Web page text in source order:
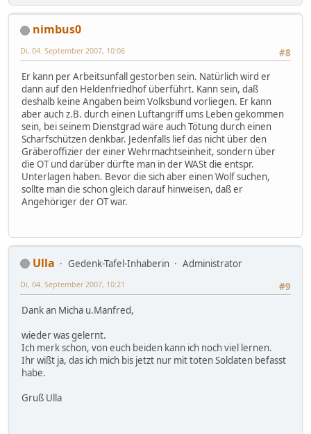
nimbus0
#8
Di, 04. September 2007, 10:06
Er kann per Arbeitsunfall gestorben sein. Natürlich wird er
dann auf den Heldenfriedhof überführt. Kann sein, daß
deshalb keine Angaben beim Volksbund vorliegen. Er kann
aber auch z.B. durch einen Luftangriff ums Leben gekommen
sein, bei seinem Dienstgrad wäre auch Tötung durch einen
Scharfschützen denkbar. Jedenfalls lief das nicht über den
Gräberoffizier der einer Wehrmachtseinheit, sondern über
die OT und darüber dürfte man in der WASt die entspr.
Unterlagen haben. Bevor die sich aber einen Wolf suchen,
sollte man die schon gleich darauf hinweisen, daß er
Angehöriger der OT war.
Ulla Gedenk-Tafel-Inhaberin
Administrator
#9
Di, 04. September 2007, 10:21
Dank an Micha u.Manfred,
wieder was gelernt.
Ich merk schon, von euch beiden kann ich noch viel lernen.
Ihr wißt ja, das ich mich bis jetzt nur mit toten Soldaten befasst
habe.
Gruß Ulla